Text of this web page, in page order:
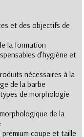
et des objectifs de
la formation
d’hygiène et
nécessaires à la
de la barbe
de morphologie
de la
coupe et taille